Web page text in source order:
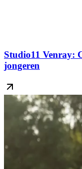
Studio11 Venray:
jongeren